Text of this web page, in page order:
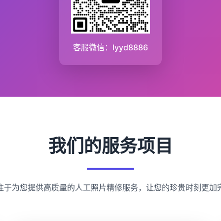
客服微信：lyyd8886
我们的服务项目
于为您提供高质量的人工照片精修服务，让您的珍贵时刻更加